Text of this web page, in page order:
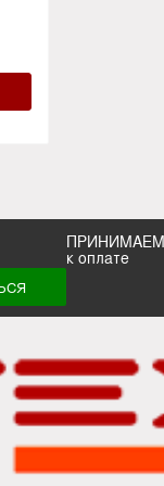
ПРИНИМАЕМ
к оплате